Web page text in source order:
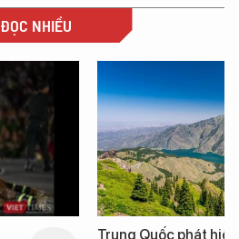
ĐỌC NHIỀU
Trung Quốc phát hiện “mỏ